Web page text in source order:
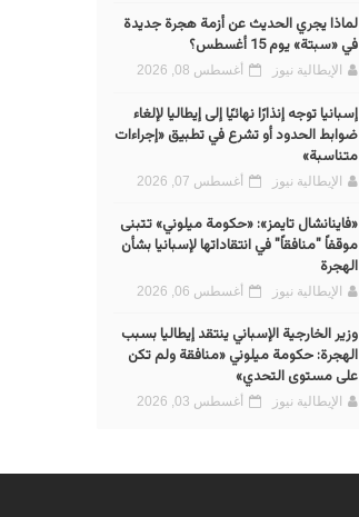
لماذا يجري الحديث عن أزمة هجرة جديدة
في «سبتة» يوم 15 أغسطس؟
الإيطالية نيوز أغسطس 08, 2026
إسبانيا توجه إنذارًا نهائيًا إلى إيطاليا لإلغاء
ضوابط الحدود أو تشرع في تطبيق «إجراءات
متناسبة»
الإيطالية نيوز أغسطس 07, 2026
«فاينانشال تايمز»: «حكومة ميلوني» تتبنى
موقفاً "منافقاً" في انتقاداتها لإسبانيا بشأن
الهجرة
الإيطالية نيوز أغسطس 06, 2026
وزير الخارجية الإسباني ينتقد إيطاليا بسبب
الهجرة: حكومة ميلوني «منافقة ولم تكن
على مستوى التحدي»
الإيطالية نيوز أغسطس 03, 2026